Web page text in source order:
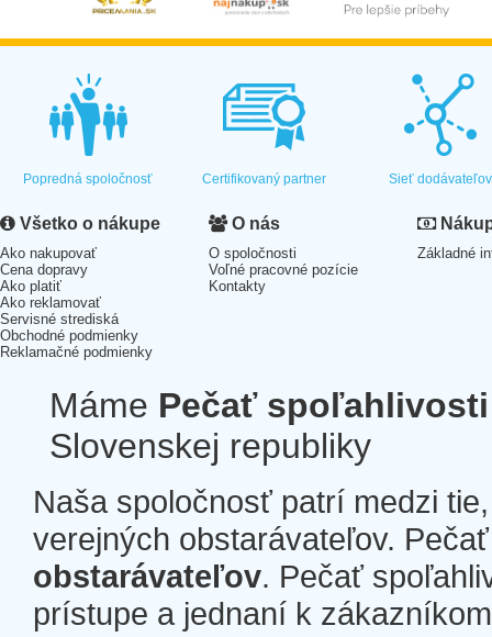
Popredná spoločnosť Certifikovaný partner Sieť dodávateľov
Všetko o nákupe
Ako nakupovať
Cena dopravy
Ako platiť
Ako reklamovať
Servisné strediská
Obchodné podmienky
Reklamačné podmienky
O nás
O spoločnosti
Voľné pracovné pozície
Kontakty
Základné
Máme Pečať spoľahlivosti
Slovenskej republiky
Naša spoločnosť patrí medzi
verejných obstarávateľov.
obstarávateľov. Pečať
prístupe a jednaní k